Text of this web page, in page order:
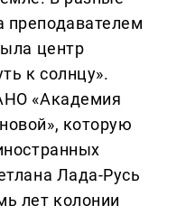
центр
к солнцу».
«Академия
которую
Лада-Русь
лет колонии